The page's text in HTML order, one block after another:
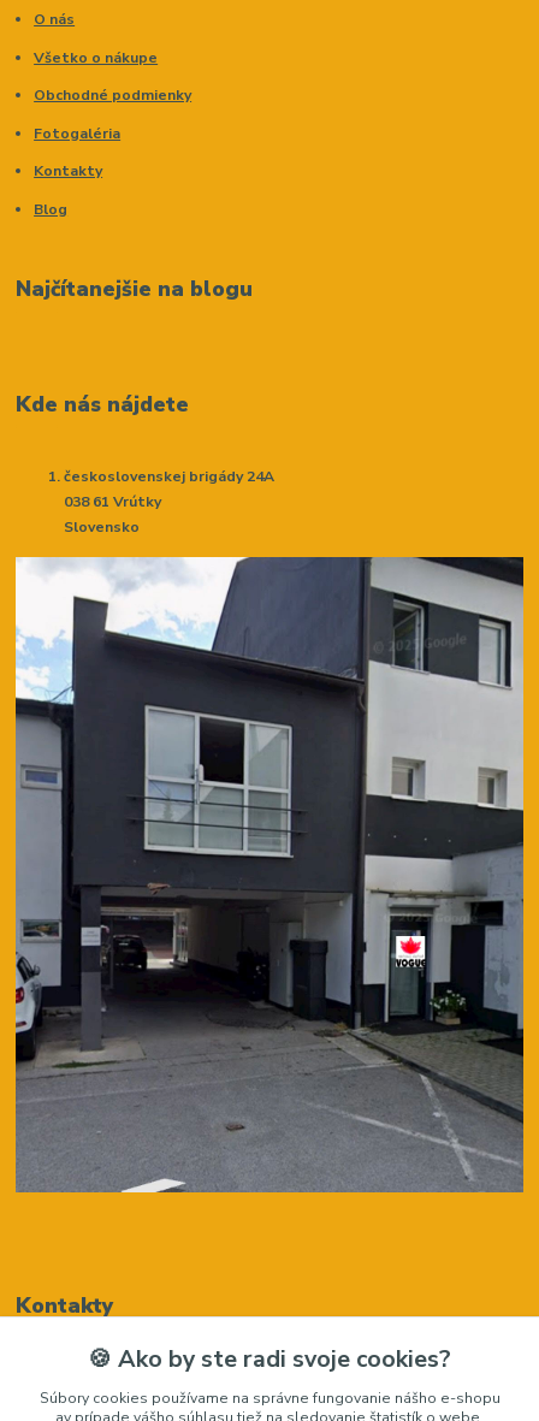
O nás
Všetko o nákupe
Obchodné podmienky
Fotogaléria
Kontakty
Blog
Najčítanejšie na blogu
Kde nás nájdete
československej brigády 24A
038 61 Vrútky
Slovensko
Kontakty
+421948050205
🍪 Ako by ste radi svoje cookies?
Súbory cookies používame na správne fungovanie nášho e-shopu
av prípade vášho súhlasu tiež na sledovanie štatistík o webe,